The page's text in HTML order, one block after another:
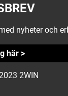
nyheter och
här >
2WIN